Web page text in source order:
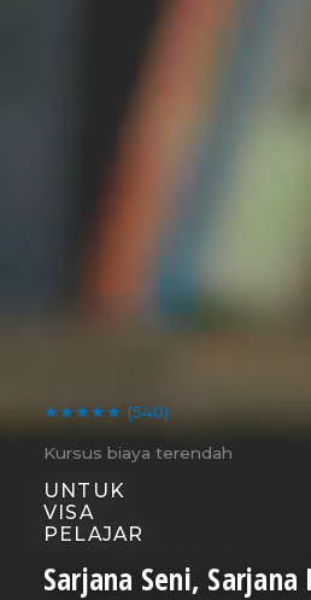
★★★★★ (540)
Kursus biaya terendah
UNTUK
VISA
PELAJAR
Sarjana Seni, Sarjana